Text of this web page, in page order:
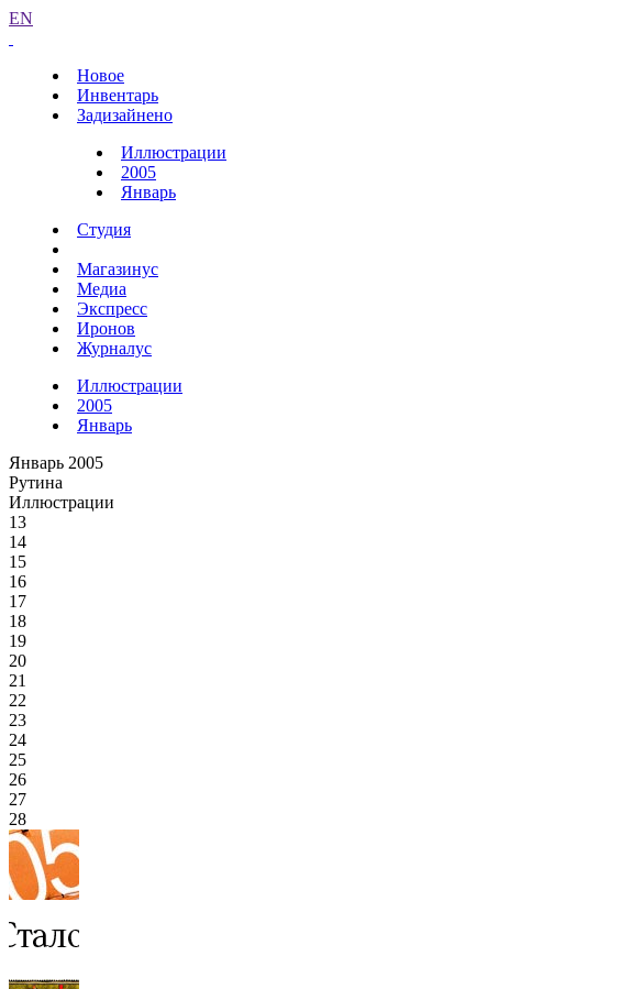
EN
Новое
Инвентарь
Задизайнено
Иллюстрации
2005
Январь
Студия
Магазинус
Медиа
Экспресс
Иронов
Журналус
Иллюстрации
2005
Январь
Январь 2005
Рутина
Иллюстрации
13
14
15
16
17
18
19
20
21
22
23
24
25
26
27
28